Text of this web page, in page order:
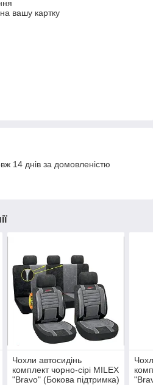
вашу картку
14 днів за домовленістю
Чохли автосидінь
комплект чорно-сірі MILEX
"Bravo" (Бокова підтримка)